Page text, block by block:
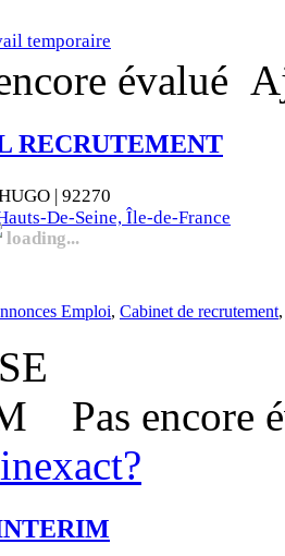
temporaire
évalué
RECRUTEMENT
| 92270
De-Seine, Île-de-France
loading...
Emploi, Cabinet de recrutement
Pas encore